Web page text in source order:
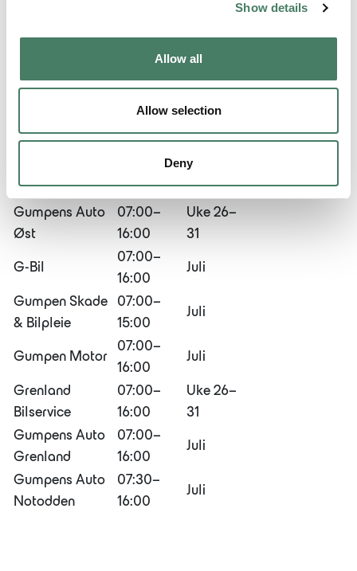
Show details
Allow all
Allow selection
Deny
Åpningstid Gjelder
Gumpens Auto
07:30–
Uke 26–
Mandal
16:00
Juli
Vest
16:00
Uke 27–
32
Gumpens Auto
Øst
07:00–
16:00
Uke 26–
31
G-Bil
07:00–
16:00
Juli
Gumpen Skade
& Bilpleie
07:00–
15:00
Juli
Gumpen Motor
07:00–
16:00
Juli
Grenland
Bilservice
07:00–
16:00
Uke 26–
31
Gumpens Auto
Grenland
07:00–
16:00
Juli
Gumpens Auto
Notodden
07:30–
16:00
Juli